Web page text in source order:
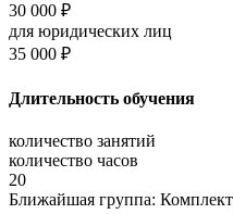
30 000 ₽
для юридических лиц
35 000 ₽
Длительность обучения
количество занятий
количество часов
20
Ближайшая группа: